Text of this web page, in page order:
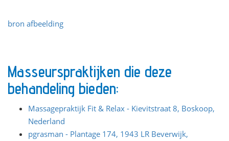
bron afbeelding
Masseurspraktijken die deze
behandeling bieden:
Massagepraktijk Fit & Relax - Kievitstraat 8, Boskoop,
Nederland
pgrasman - Plantage 174, 1943 LR Beverwijk,